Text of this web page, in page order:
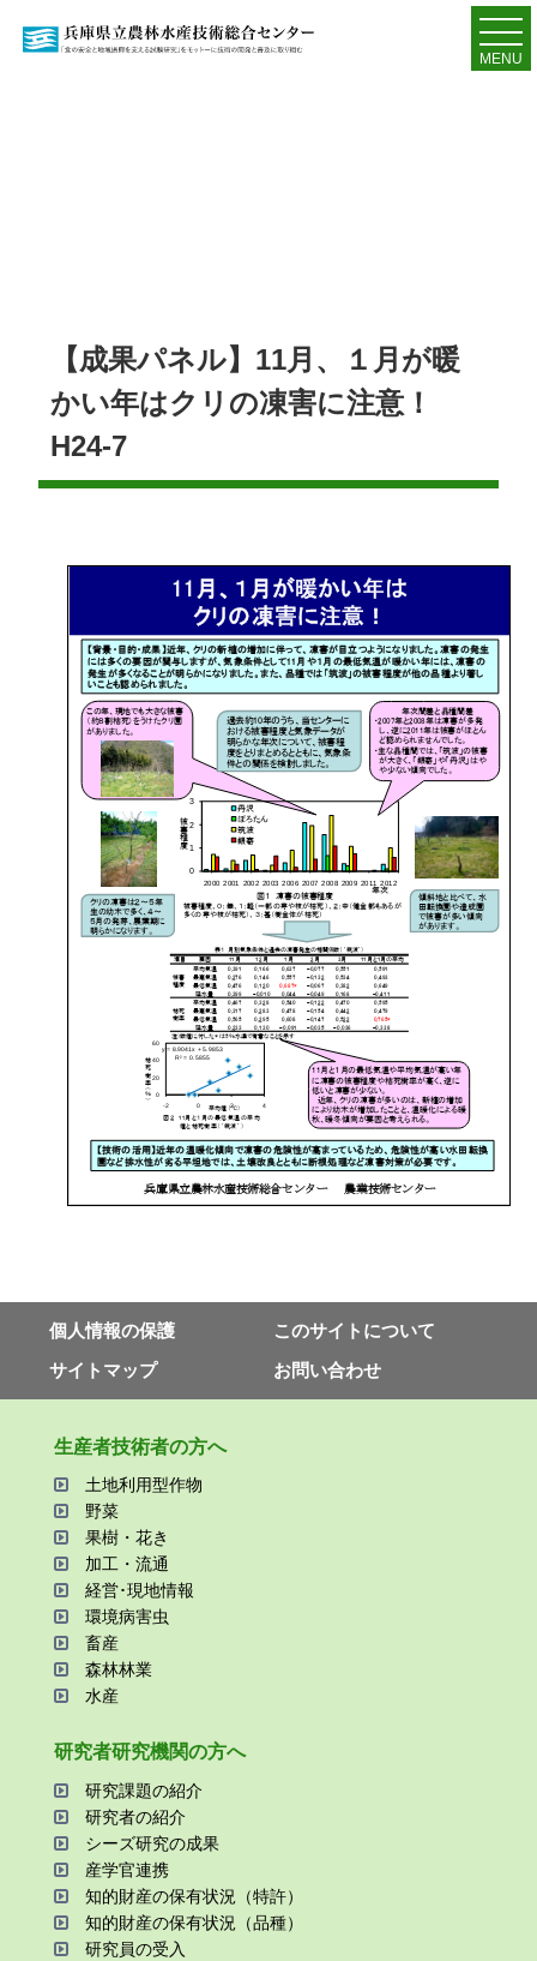
MENU
【成果パネル】11月、１月が暖
かい年はクリの凍害に注意！
H24-7
個⼈情報の保護
このサイトについて
サイトマップ
お問い合わせ
⽣産者技術者の⽅へ
⼟地利⽤型作物
野菜
果樹・花き
加⼯・流通
経営･現地情報
環境病害⾍
畜産
森林林業
⽔産
研究者研究機関の⽅へ
研究課題の紹介
研究者の紹介
シーズ研究の成果
産学官連携
知的財産の保有状況（特許）
知的財産の保有状況（品種）
研究員の受⼊